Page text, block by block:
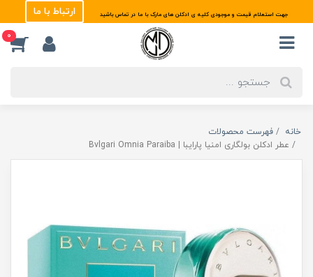
جهت استعلام قیمت و موجودی کلیه ی ادکلن های مارک با ما در تماس باشید ارتباط با ما
0
خانه
فهرست محصولات
عطر ادکلن بولگاری امنیا پارایبا | Bvlgari Omnia Paraiba